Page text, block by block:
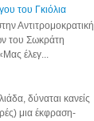
του Γκιόλια
Αντιτρομοκρατική
του Σωκράτη
έλεγ...
δύναται κανείς
μια έκφραση-